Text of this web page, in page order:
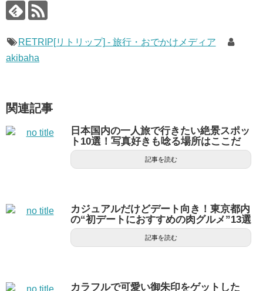
RETRIP[リトリップ] - 旅行・おでかけメディア
akibaha
関連記事
日本国内の一人旅で行きたい絶景スポッ
ト10選！写真好きも唸る場所はここだ
記事を読む
カジュアルだけどデート向き！東京都内
の“初デートにおすすめの肉グルメ”13選
記事を読む
カラフルで可愛い御朱印をゲットした